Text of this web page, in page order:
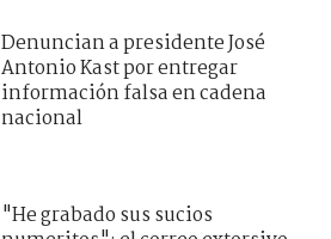
Denuncian a presidente José
Antonio Kast por entregar
información falsa en cadena
nacional
"He grabado sus sucios